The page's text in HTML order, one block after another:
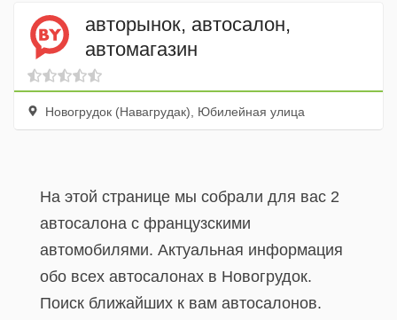
авторынок, автосалон,
автомагазин
Новогрудок (Навагрудак), Юбилейная улица
На этой странице мы собрали для вас 2
автосалона с французскими
автомобилями. Актуальная информация
обо всех автосалонах в Новогрудок.
Поиск ближайших к вам автосалонов.